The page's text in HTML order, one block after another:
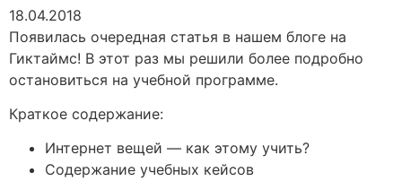
18.04.2018
Появилась очередная статья в нашем блоге на
Гиктаймс! В этот раз мы решили более подробно
остановиться на учебной программе.
Краткое содержание:
Интернет вещей — как этому учить?
Содержание учебных кейсов